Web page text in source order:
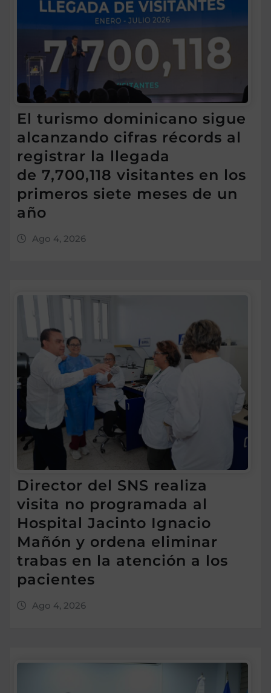
El turismo dominicano sigue
alcanzando cifras récords al
registrar la llegada
de 7,700,118 visitantes en los
primeros siete meses de un
año
Ago 4, 2026
Director del SNS realiza
visita no programada al
Hospital Jacinto Ignacio
Mañón y ordena eliminar
trabas en la atención a los
pacientes
Ago 4, 2026